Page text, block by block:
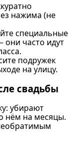
нажима (не
специальные
они часто идут
подружек
на улицу.
свадьбы
убирают
нём на месяцы.